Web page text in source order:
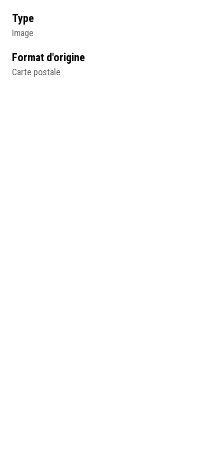
Type
Image
Format d'origine
Carte postale